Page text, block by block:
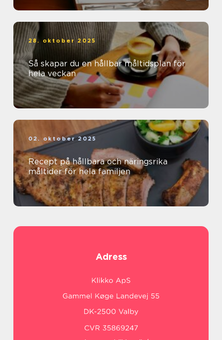
28. oktober 2025
Så skapar du en hållbar måltidsplan för
hela veckan
02. oktober 2025
Recept på hållbara och näringsrika
måltider för hela familjen
Adress